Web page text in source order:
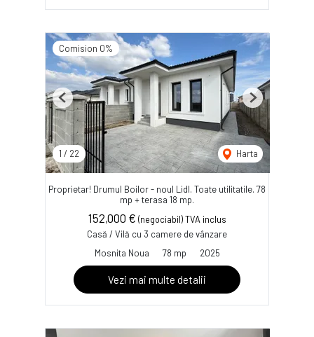
Comision 0%
1 / 22 Harta
Previous Next
Proprietar! Drumul Boilor - noul Lidl. Toate utilitatile. 78
mp + terasa 18 mp.
152,000 € (negociabil) TVA inclus
Casă / Vilă cu 3 camere de vânzare
Mosnita Noua
78 mp 2025
Vezi mai multe detalii